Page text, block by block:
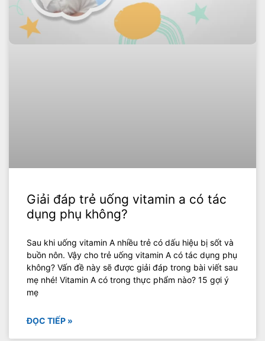
Giải đáp trẻ uống vitamin a có tác
dụng phụ không?
Sau khi uống vitamin A nhiều trẻ có dấu hiệu bị sốt và
buồn nôn. Vậy cho trẻ uống vitamin A có tác dụng phụ
không? Vấn đề này sẽ được giải đáp trong bài viết sau
mẹ nhé! Vitamin A có trong thực phẩm nào? 15 gợi ý
mẹ
ĐỌC TIẾP »